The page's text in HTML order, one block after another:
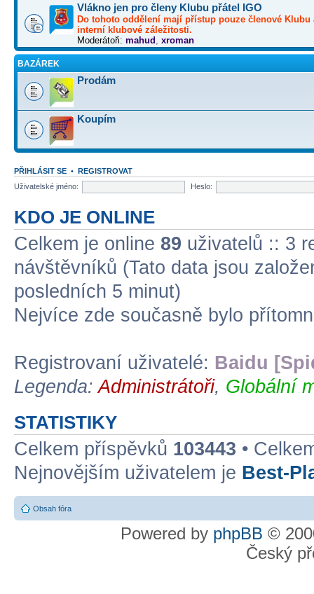
Vlákno jen pro členy Klubu přátel IGO
Do tohoto oddělení mají přístup pouze členové Klubu
interní klubové záležitosti.
Moderátoři: mahud xroman
BAZÁREK
Prodám
Koupím
PŘIHLÁSIT SE • REGISTROVAT
Uživatelské jméno:
Heslo:
KDO JE ONLINE
Celkem je online 89 uživatelů :: 3
návštěvníků (Tato data jsou
posledních 5 minut)
Nejvíce zde současně bylo
Registrovaní uživatelé: Baidu
Legenda:Administrátoři, Globální
STATISTIKY
Celkem příspěvků 103443 •
Nejnovějším uživatelem je Best-
Obsah fóra
Powered by phpBB ©
Český